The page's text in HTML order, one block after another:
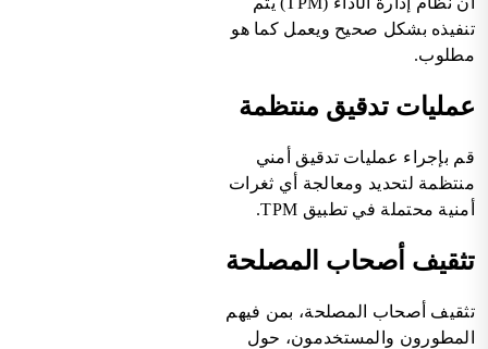
تنفيذه بشكل صحيح ويعمل كما هو
مطلوب.
عمليات تدقيق منتظمة
قم بإجراء عمليات تدقيق أمني
منتظمة لتحديد ومعالجة أي ثغرات
أمنية محتملة في تطبيق TPM.
تثقيف أصحاب المصلحة
تثقيف أصحاب المصلحة، بمن فيهم
المطورون والمستخدمون، حول